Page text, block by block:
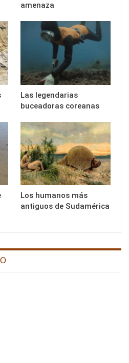
amenaza
Las legendarias
buceadoras coreanas
Los humanos más
antiguos de Sudamérica